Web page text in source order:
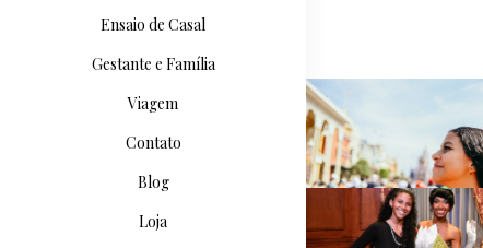
Ensaio de Casal
Gestante e Família
Viagem
Contato
Blog
Loja